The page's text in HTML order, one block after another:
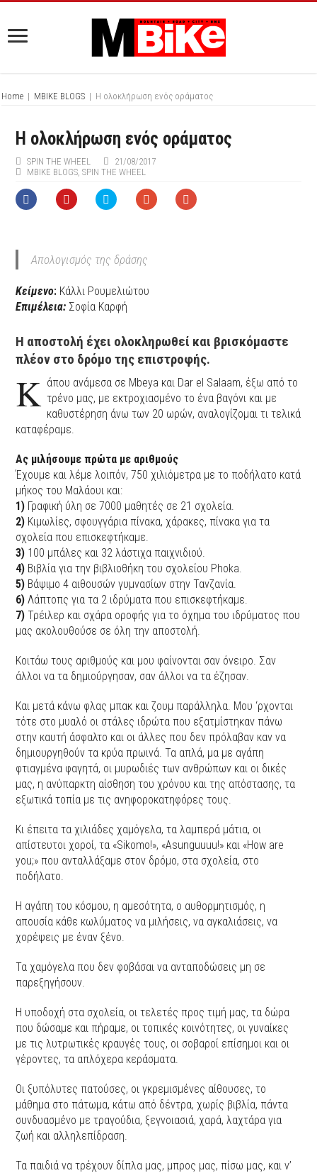
Home | MBIKE BLOGS | Η ολοκλήρωση ενός οράματος
Η ολοκλήρωση ενός οράματος
SPIN THE WHEEL
21/08/2017
MBIKE BLOGS ,SPIN THE WHEEL
Απολογισμός της δράσης
Κείμενο: Κάλλι Ρουμελιώτου
Επιμέλεια: Σοφία Καρφή
Η αποστολή έχει ολοκληρωθεί και βρισκόμαστε
πλέον στο δρόμο της επιστροφής.
Κ άπου ανάμεσα σε Mbeya και Dar el Salaam, έξω από το
τρένο μας, με εκτροχιασμένο το ένα βαγόνι και με
καθυστέρηση άνω των 20 ωρών, αναλογίζομαι τι τελικά
καταφέραμε.
Ας μιλήσουμε πρώτα με αριθμούς
Έχουμε και λέμε λοιπόν, 750 χιλιόμετρα με το ποδήλατο κατά
μήκος του Μαλάουι και:
1) Γραφική ύλη σε 7000 μαθητές σε 21 σχολεία.
2) Κιμωλίες, σφουγγάρια πίνακα, χάρακες, πίνακα για τα
σχολεία που επισκεφτήκαμε.
3) 100 μπάλες και 32 λάστιχα παιχνιδιού.
4) Βιβλία για την βιβλιοθήκη του σχολείου Phoka.
5) Βάψιμο 4 αιθουσών γυμνασίων στην Τανζανία.
6) Λάπτοπς για τα 2 ιδρύματα που επισκεφτήκαμε.
7) Τρέιλερ και σχάρα οροφής για το όχημα του ιδρύματος που
μας ακολουθούσε σε όλη την αποστολή.
Κοιτάω τους αριθμούς και μου φαίνονται σαν όνειρο. Σαν
άλλοι να τα δημιούργησαν, σαν άλλοι να τα έζησαν.
Και μετά κάνω φλας μπακ και ζουμ παράλληλα. Μου ‘ρχονται
τότε στο μυαλό οι στάλες ιδρώτα που εξατμίστηκαν πάνω
στην καυτή άσφαλτο και οι άλλες που δεν πρόλαβαν καν να
δημιουργηθούν τα κρύα πρωινά. Τα απλά, μα με αγάπη
φτιαγμένα φαγητά, οι μυρωδιές των ανθρώπων και οι δικές
μας, η ανύπαρκτη αίσθηση του χρόνου και της απόστασης, τα
εξωτικά τοπία με τις ανηφοροκατηφόρες τους.
Κι έπειτα τα χιλιάδες χαμόγελα, τα λαμπερά μάτια, οι
απίστευτοι χοροί, τα «Sikomo!», «Αsunguuuu!» και «Ηow are
you;» που ανταλλάξαμε στον δρόμο, στα σχολεία, στο
ποδήλατο.
Η αγάπη του κόσμου, η αμεσότητα, ο αυθορμητισμός, η
απουσία κάθε κωλύματος να μιλήσεις, να αγκαλιάσεις, να
χορέψεις με έναν ξένο.
Τα χαμόγελα που δεν φοβάσαι να ανταποδώσεις μη σε
παρεξηγήσουν.
Η υποδοχή στα σχολεία, οι τελετές προς τιμή μας, τα δώρα
που δώσαμε και πήραμε, οι τοπικές κοινότητες, οι γυναίκες
με τις λυτρωτικές κραυγές τους, οι σοβαροί επίσημοι και οι
γέροντες, τα απλόχερα κεράσματα.
Οι ξυπόλυτες πατούσες, οι γκρεμισμένες αίθουσες, το
μάθημα στο πάτωμα, κάτω από δέντρα, χωρίς βιβλία, πάντα
συνδυασμένο με τραγούδια, ξεγνοιασιά, χαρά, λαχτάρα για
ζωή και αλληλεπίδραση.
Τα παιδιά να τρέχουν δίπλα μας, μπρος μας, πίσω μας, και ν’